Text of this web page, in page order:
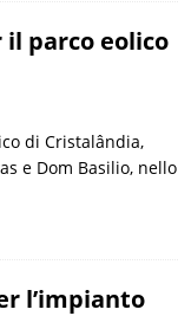
parco eolico
di Cristalândia,
e Dom Basilio, nello
l’impianto